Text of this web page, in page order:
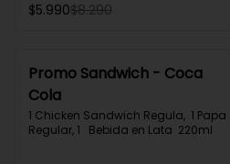
$5.990$8.290
Promo Sandwich - Coca
Cola
1 Chicken Sandwich Regula,  1 Papa
Regular, 1   Bebida en Lata  220ml